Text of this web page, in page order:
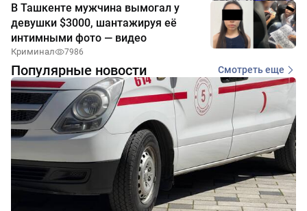
В Ташкенте мужчина вымогал у
девушки $3000, шантажируя её
интимными фото — видео
Криминал 7986
Популярные новости Смотреть еще